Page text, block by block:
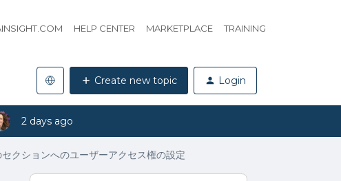
HELP CENTER MARKETPLACE TRAINING
Create new topic Login
2 days ago
クションへのユーザーアクセス権の設定